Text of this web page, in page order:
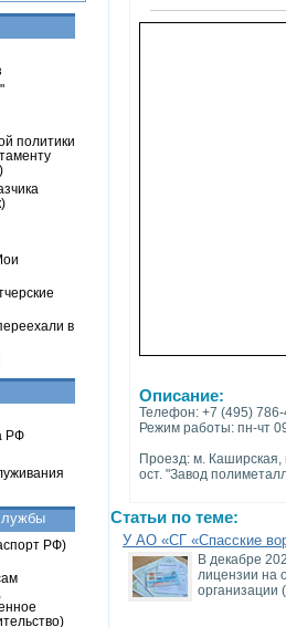
Описание:
Телефон: +7 (495) 786-
Режим работы: пн-чт
Проезд: м.
ост. "Завод
Статьи по теме:
У АО «СГ «Спасские
В декабре
лицензии на
организации
политики
в
РФ
РФ)